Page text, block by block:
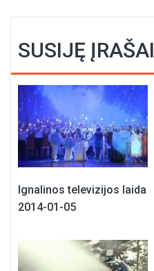
SUSIJĘ ĮRAŠAI
Ignalinos televizijos laida
2014-01-05